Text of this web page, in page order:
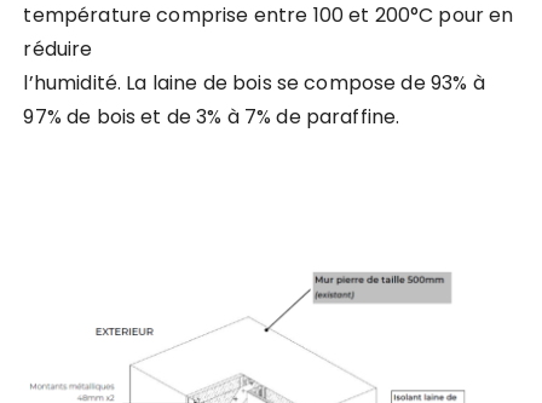
température comprise entre 100 et 200°C pour en
réduire
l’humidité. La laine de bois se compose de 93% à
97% de bois et de 3% à 7% de paraffine.